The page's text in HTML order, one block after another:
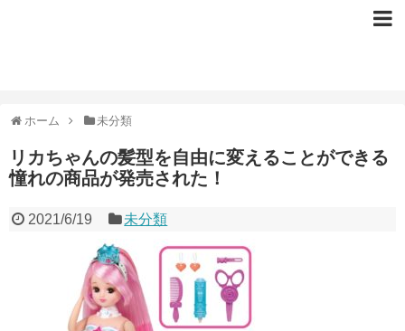
ホーム 未分類
リカちゃんの髪型を自由に変えることができる
憧れの商品が発売された！
2021/6/19 未分類